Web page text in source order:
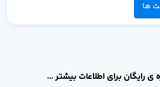
ها
ی رایگان برای اطلاعات بیشتر ...